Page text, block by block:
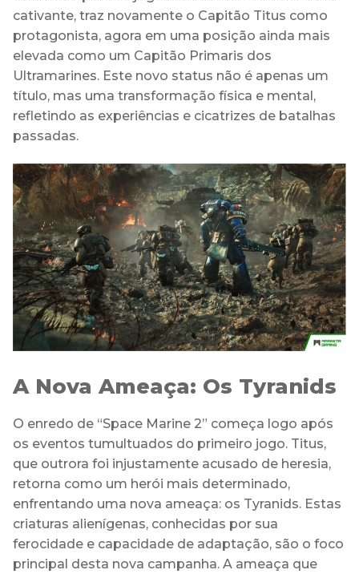
cativante, traz novamente o Capitão Titus como
protagonista, agora em uma posição ainda mais
elevada como um Capitão Primaris dos
Ultramarines. Este novo status não é apenas um
título, mas uma transformação física e mental,
refletindo as experiências e cicatrizes de batalhas
passadas.
A Nova Ameaça: Os Tyranids
O enredo de “Space Marine 2” começa logo após
os eventos tumultuados do primeiro jogo. Titus,
que outrora foi injustamente acusado de heresia,
retorna como um herói mais determinado,
enfrentando uma nova ameaça: os Tyranids. Estas
criaturas alienígenas, conhecidas por sua
ferocidade e capacidade de adaptação, são o foco
principal desta nova campanha. A ameaça que